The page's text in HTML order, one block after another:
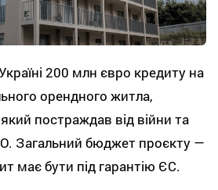
200 млн євро кредиту на
орендного житла,
постраждав від війни та
Загальний бюджет проєкту —
має бути під гарантію ЄС.